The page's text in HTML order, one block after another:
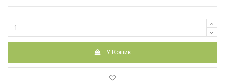
У Кошик